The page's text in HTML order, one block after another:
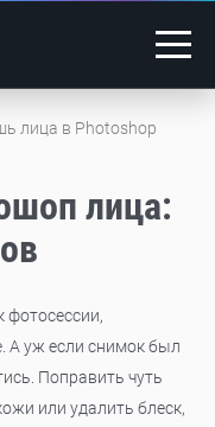
лица в Photoshop
лица:
фотосессии,
А уж если снимок был
Поправить чуть
или удалить блеск,